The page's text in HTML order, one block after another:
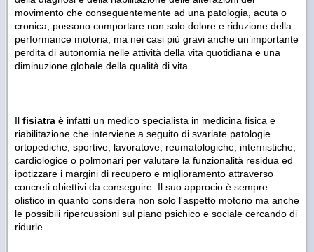
movimento che conseguentemente ad una patologia, acuta o
cronica, possono comportare non solo dolore e riduzione della
performance motoria, ma nei casi più gravi anche un’importante
perdita di autonomia nelle attività della vita quotidiana e una
diminuzione globale della qualità di vita.
Il fisiatra è infatti un medico specialista in medicina fisica e
riabilitazione che interviene a seguito di svariate patologie
ortopediche, sportive, lavoratove, reumatologiche, internistiche,
cardiologice o polmonari per valutare la funzionalità residua ed
ipotizzare i margini di recupero e miglioramento attraverso
concreti obiettivi da conseguire. Il suo approcio è sempre
olistico in quanto considera non solo l'aspetto motorio ma anche
le possibili ripercussioni sul piano psichico e sociale cercando di
ridurle.